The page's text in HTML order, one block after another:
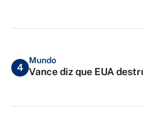
4
Mundo
Vance diz que EUA